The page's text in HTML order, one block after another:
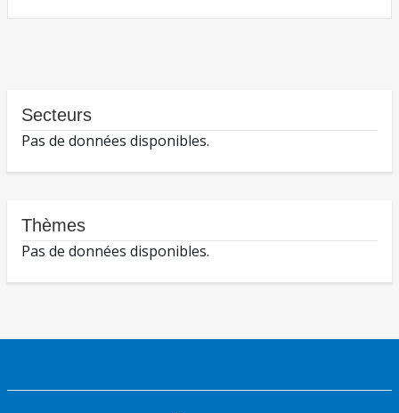
Secteurs
Pas de données disponibles.
Thèmes
Pas de données disponibles.